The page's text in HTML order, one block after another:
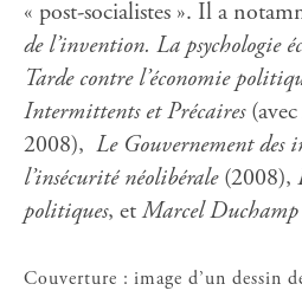
« post-socialistes ». Il a
de l’invention. La psychologie
Tarde contre l’économie
Intermittents et Précaires
2008), Le Gouvernement des
l’insécurité néolibérale(2008),
politiques, etMarcel
Couverture : image d’un dessin